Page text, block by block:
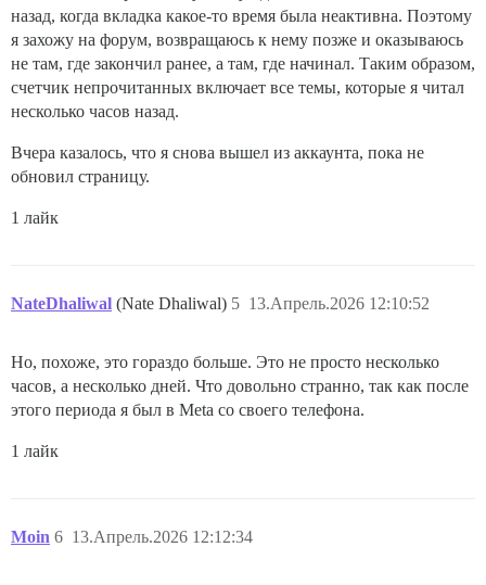
назад, когда вкладка какое-то время была неактивна. Поэтому
я захожу на форум, возвращаюсь к нему позже и оказываюсь
не там, где закончил ранее, а там, где начинал. Таким образом,
счетчик непрочитанных включает все темы, которые я читал
несколько часов назад.
Вчера казалось, что я снова вышел из аккаунта, пока не
обновил страницу.
1 лайк
NateDhaliwal (Nate Dhaliwal) 13.Апрель.2026 12:10:52
5
Но, похоже, это гораздо больше. Это не просто несколько
часов, а несколько дней. Что довольно странно, так как после
этого периода я был в Meta со своего телефона.
1 лайк
Moin 13.Апрель.2026 12:12:34
6